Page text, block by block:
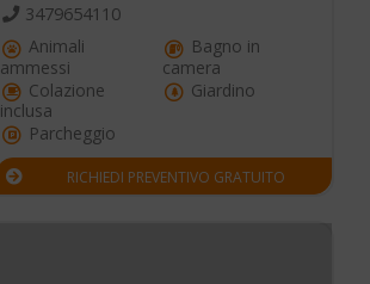
3479654110
Animali
ammessi
Bagno in
camera
Colazione
inclusa
Giardino
Parcheggio
RICHIEDI PREVENTIVO GRATUITO